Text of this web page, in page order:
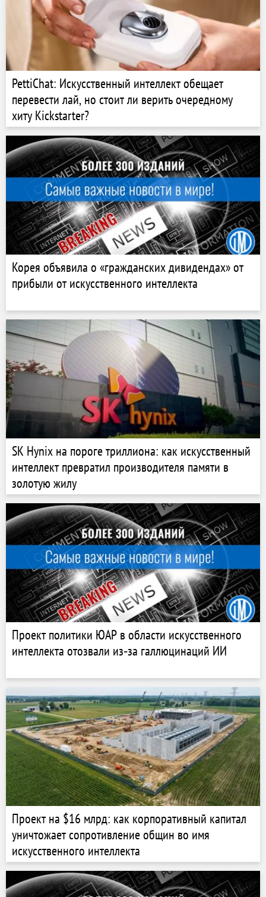
PettiChat: Искусственный интеллект обещает
перевести лай, но стоит ли верить очередному
хиту Kickstarter?
Корея объявила о «гражданских дивидендах» от
прибыли от искусственного интеллекта
SK Hynix на пороге триллиона: как искусственный
интеллект превратил производителя памяти в
золотую жилу
Проект политики ЮАР в области искусственного
интеллекта отозвали из‑за галлюцинаций ИИ
Проект на $16 млрд: как корпоративный капитал
уничтожает сопротивление общин во имя
искусственного интеллекта